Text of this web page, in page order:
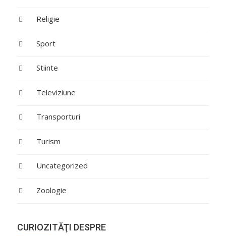
Religie
Sport
Stiinte
Televiziune
Transporturi
Turism
Uncategorized
Zoologie
CURIOZITĂŢI DESPRE